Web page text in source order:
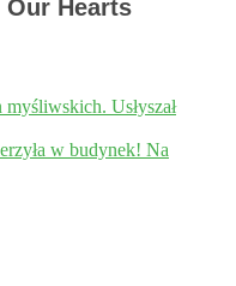
Usłyszał
w budynek! Na